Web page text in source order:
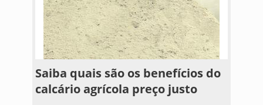
Saiba quais são os benefícios do
calcário agrícola preço justo